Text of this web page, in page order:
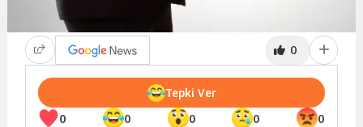
0
0 0 0 0 0
Tepki Ver